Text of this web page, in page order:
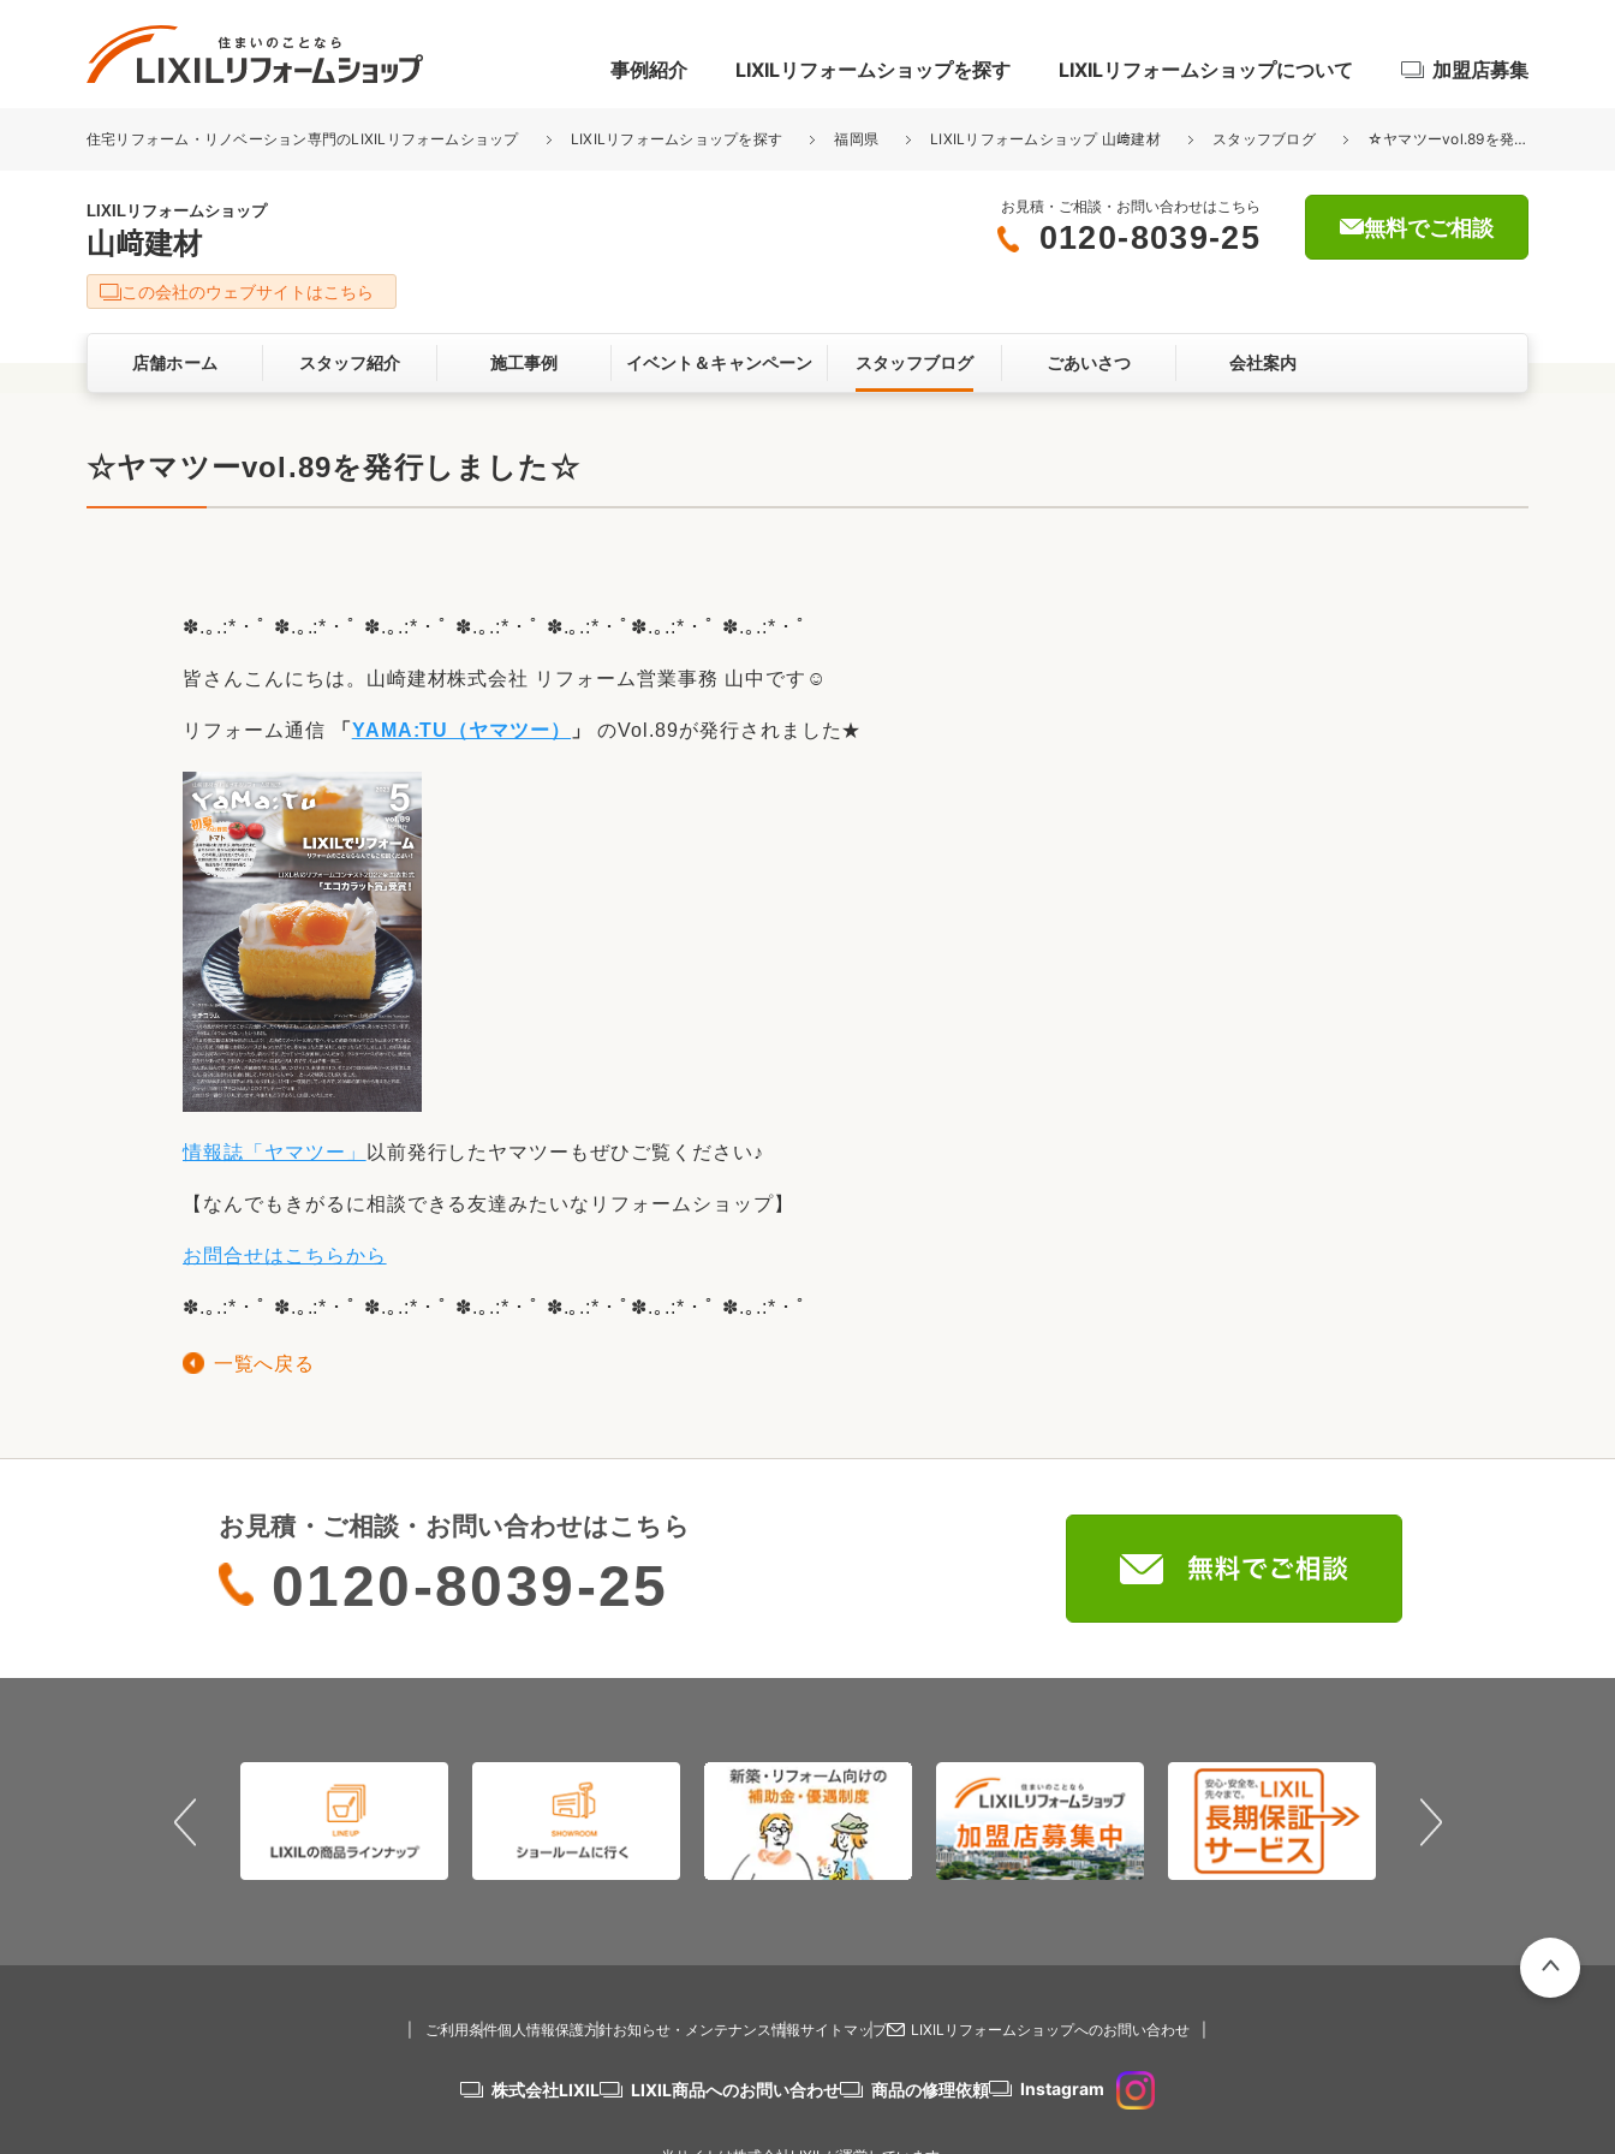
事例紹介
リフォーム事例を探す
キッチン
洗面化粧室 トイレ 玄関まわり 門まわり 屋根・外壁
ベランダ・バルコニー ガーデンスペース カースペース
お客さまの声 3Dシミュレーション
LIXILリフォームショップを探す LIXILリフォームショップについて
LIXILリフォームショップについて
サービス向上・品質改善の取り組み お客さま満足度アンケート
ここちいい暮らしをつくる、価値・性能向上
リフォームコンシェルジュ® ライフスタイルコンパス
中古物件探しから性能向上リフォームをワン
ストップ
リフォームお役立ち情報
加盟店募集
住宅リフォーム・リノベーション専門のLIXILリフォームショップ LIXILリフォームショップを探す 福岡県 LIXILリフォームショップ 山﨑建材 スタッフブログ ☆ヤマツーvol.89を発行しました☆
LIXILリフォームショップ
山﨑建材
お見積・ご相談・お問い合わせはこちら
0120-8039-25 無料でご相談
この会社のウェブサイトはこちら
店舗ホーム スタッフ紹介 施工事例 イベント＆キャンペーン スタッフブログ ごあいさつ 会社案内
☆ヤマツーvol.89を発行しました☆
✽.｡.:*・ﾟ ✽.｡.:*・ﾟ ✽.｡.:*・ﾟ ✽.｡.:*・ﾟ ✽.｡.:*・ﾟ✽.｡.:*・ﾟ ✽.｡.:*・ﾟ
皆さんこんにちは。山崎建材株式会社 リフォーム営業事務 山中です☺
リフォーム通信 「 YAMA:TU（ヤマツー） 」 のVol.89が発行されました★
情報誌「ヤマツー」 以前発行したヤマツーもぜひご覧ください♪
【なんでもきがるに相談できる友達みたいなリフォームショップ】
お問合せはこちらから
✽.｡.:*・ﾟ ✽.｡.:*・ﾟ ✽.｡.:*・ﾟ ✽.｡.:*・ﾟ ✽.｡.:*・ﾟ✽.｡.:*・ﾟ ✽.｡.:*・ﾟ
一覧へ戻る
お見積・ご相談・お問い合わせはこちら
0120-8039-25
ご利用条件個人情報保護方針お知らせ・メンテナンス情報サイトマップ LIXILリフォームショップへのお問い合わせ
株式会社LIXIL LIXIL商品へのお問い合わせ 商品の修理依頼 Instagram